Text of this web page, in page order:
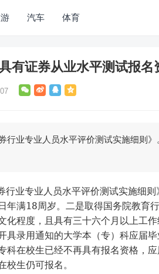
汽车 体育
有证券从业水平测试报名
行业专业人员水平评价测试实施细则
年满18周岁。二是取得国务院教育
化程度，且具有三十六个月以上工
具录用通知的大学本（专）科应届
科在校生已经不再具有报名资格，
生仍可报名。